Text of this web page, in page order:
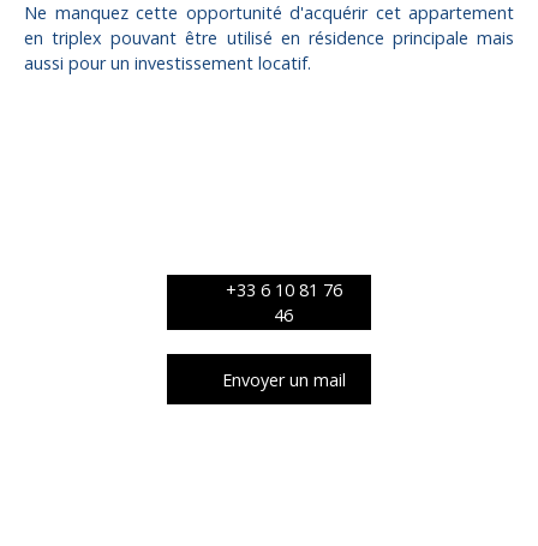
Ne manquez cette opportunité d'acquérir cet appartement
en triplex pouvant être utilisé en résidence principale mais
aussi pour un investissement locatif.
+33 6 10 81 76
46
Envoyer un mail